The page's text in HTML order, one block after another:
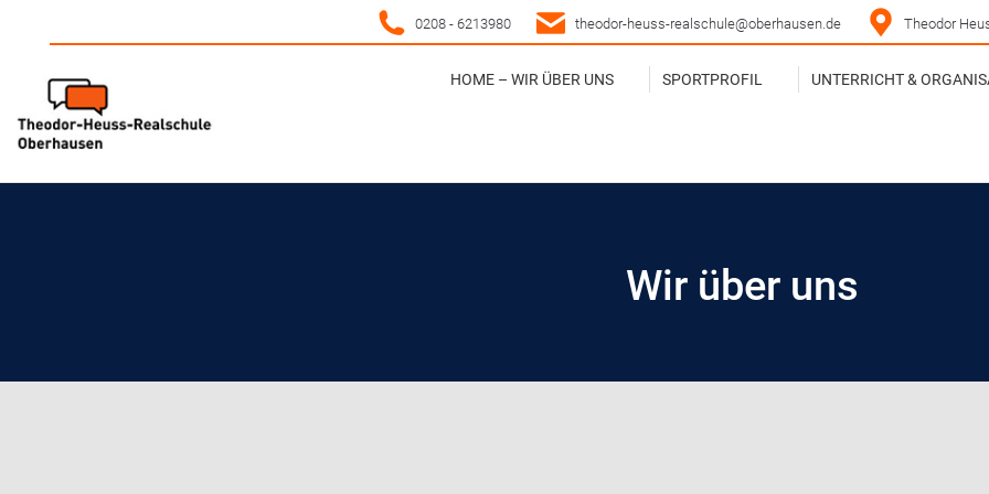
0208 - 6213980 theodor-heuss-realschule@oberhausen.de Theodor
HOME – WIR ÜBER UNS SPORTPROFIL UNTERRICHT &
Wir über uns
HOME – WIR ÜBER UNS SPORTPROFIL UNTERRICHT &